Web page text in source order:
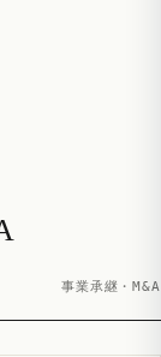
事業承継・M&A